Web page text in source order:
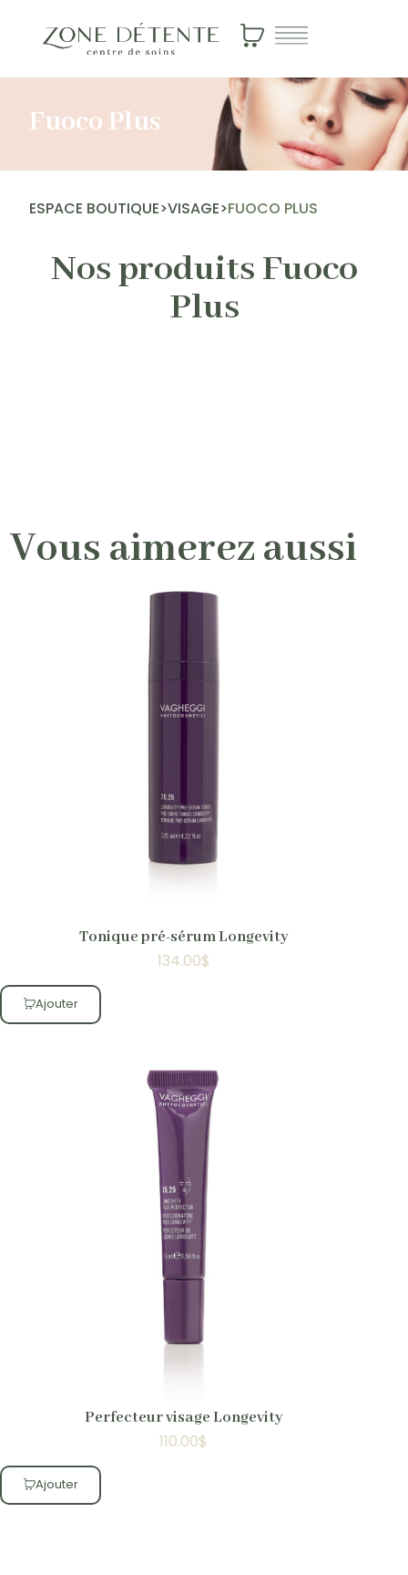
Fuoco Plus
ESPACE BOUTIQUE>VISAGE>FUOCO PLUS
Nos produits Fuoco
Plus
Vous aimerez aussi
Tonique pré-sérum Longevity
134.00$
Ajouter
Perfecteur visage Longevity
110.00$
Ajouter